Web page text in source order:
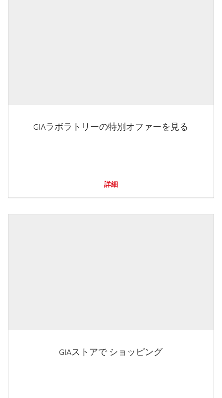
GIAラボラトリーの特別オファーを見る
詳細
GIAストアで ショッピング